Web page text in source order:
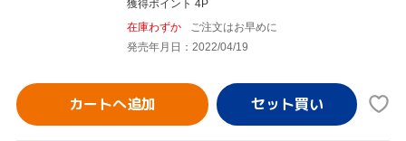
獲得ポイント 4P
在庫わずか
ご注文はお早めに
発売年月日：2022/04/19
カートへ追加